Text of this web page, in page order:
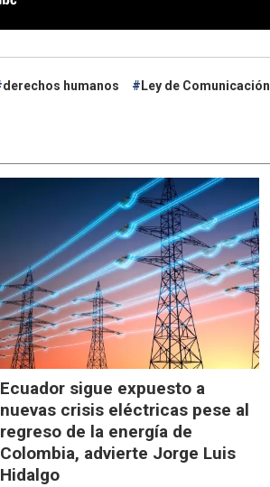
derechos humanos Ley de Comunicación
Ecuador sigue expuesto a
nuevas crisis eléctricas pese al
regreso de la energía de
Colombia, advierte Jorge Luis
Hidalgo